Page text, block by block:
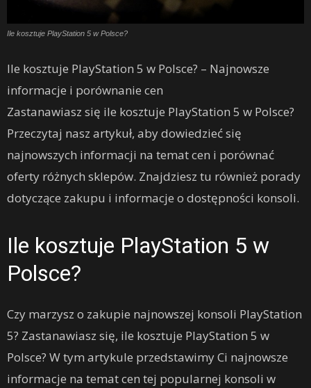
Ile kosztuje PlayStation 5 w Polsce?
Ile kosztuje PlayStation 5 w Polsce? – Najnowsze
informacje i porównanie cen
Zastanawiasz się ile kosztuje PlayStation 5 w Polsce?
Przeczytaj nasz artykuł, aby dowiedzieć się
najnowszych informacji na temat cen i porównać
oferty różnych sklepów. Znajdziesz tu również porady
dotyczące zakupu i informacje o dostępności konsoli.
Ile kosztuje PlayStation 5 w
Polsce?
Czy marzysz o zakupie najnowszej konsoli PlayStation
5? Zastanawiasz się, ile kosztuje PlayStation 5 w
Polsce? W tym artykule przedstawimy Ci najnowsze
informacje na temat cen tej popularnej konsoli w